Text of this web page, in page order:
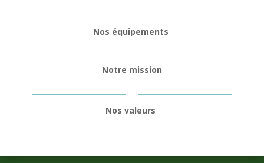
Nos équipements
Notre mission
Nos valeurs